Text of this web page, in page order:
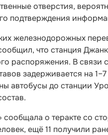
отверстия,
подтверждения
железнодорожных
что станция
распоряжения. В связи
задерживается на
автобусы до станции
сообщала о теракте со
ещё 11 получили